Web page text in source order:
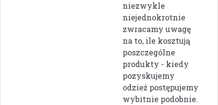
niezwykle
niejednokrotnie
zwracamy uwagę
na to, ile kosztują
poszczególne
produkty - kiedy
pozyskujemy
odzież postępujemy
wybitnie podobnie.